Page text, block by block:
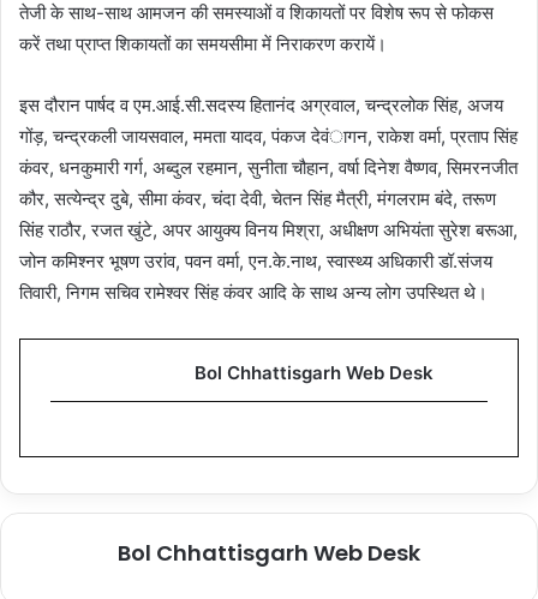
तेजी के साथ-साथ आमजन की समस्याओं व शिकायतों पर विशेष रूप से फोकस
करें तथा प्राप्त शिकायतों का समयसीमा में निराकरण करायें।
इस दौरान पार्षद व एम.आई.सी.सदस्य हितानंद अग्रवाल, चन्द्रलोक सिंह, अजय
गोंड़, चन्द्रकली जायसवाल, ममता यादव, पंकज देवंागन, राकेश वर्मा, प्रताप सिंह
कंवर, धनकुमारी गर्ग, अब्दुल रहमान, सुनीता चौहान, वर्षा दिनेश वैष्णव, सिमरनजीत
कौर, सत्येन्द्र दुबे, सीमा कंवर, चंदा देवी, चेतन सिंह मैत्री, मंगलराम बंदे, तरूण
सिंह राठौर, रजत खुंटे, अपर आयुक्य विनय मिश्रा, अधीक्षण अभियंता सुरेश बरूआ,
जोन कमिश्नर भूषण उरांव, पवन वर्मा, एन.के.नाथ, स्वास्थ्य अधिकारी डॉ.संजय
तिवारी, निगम सचिव रामेश्वर सिंह कंवर आदि के साथ अन्य लोग उपस्थित थे।
Bol Chhattisgarh Web Desk
Bol Chhattisgarh Web Desk